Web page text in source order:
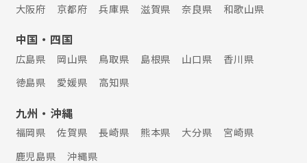
大阪府 京都府 兵庫県 滋賀県 奈良県 和歌山県
中国・四国
広島県 岡山県 鳥取県 島根県 山口県
香川県
徳島県
愛媛県 高知県
九州・沖縄
福岡県 佐賀県 長崎県 熊本県 大分県
宮崎県
鹿児島県
沖縄県